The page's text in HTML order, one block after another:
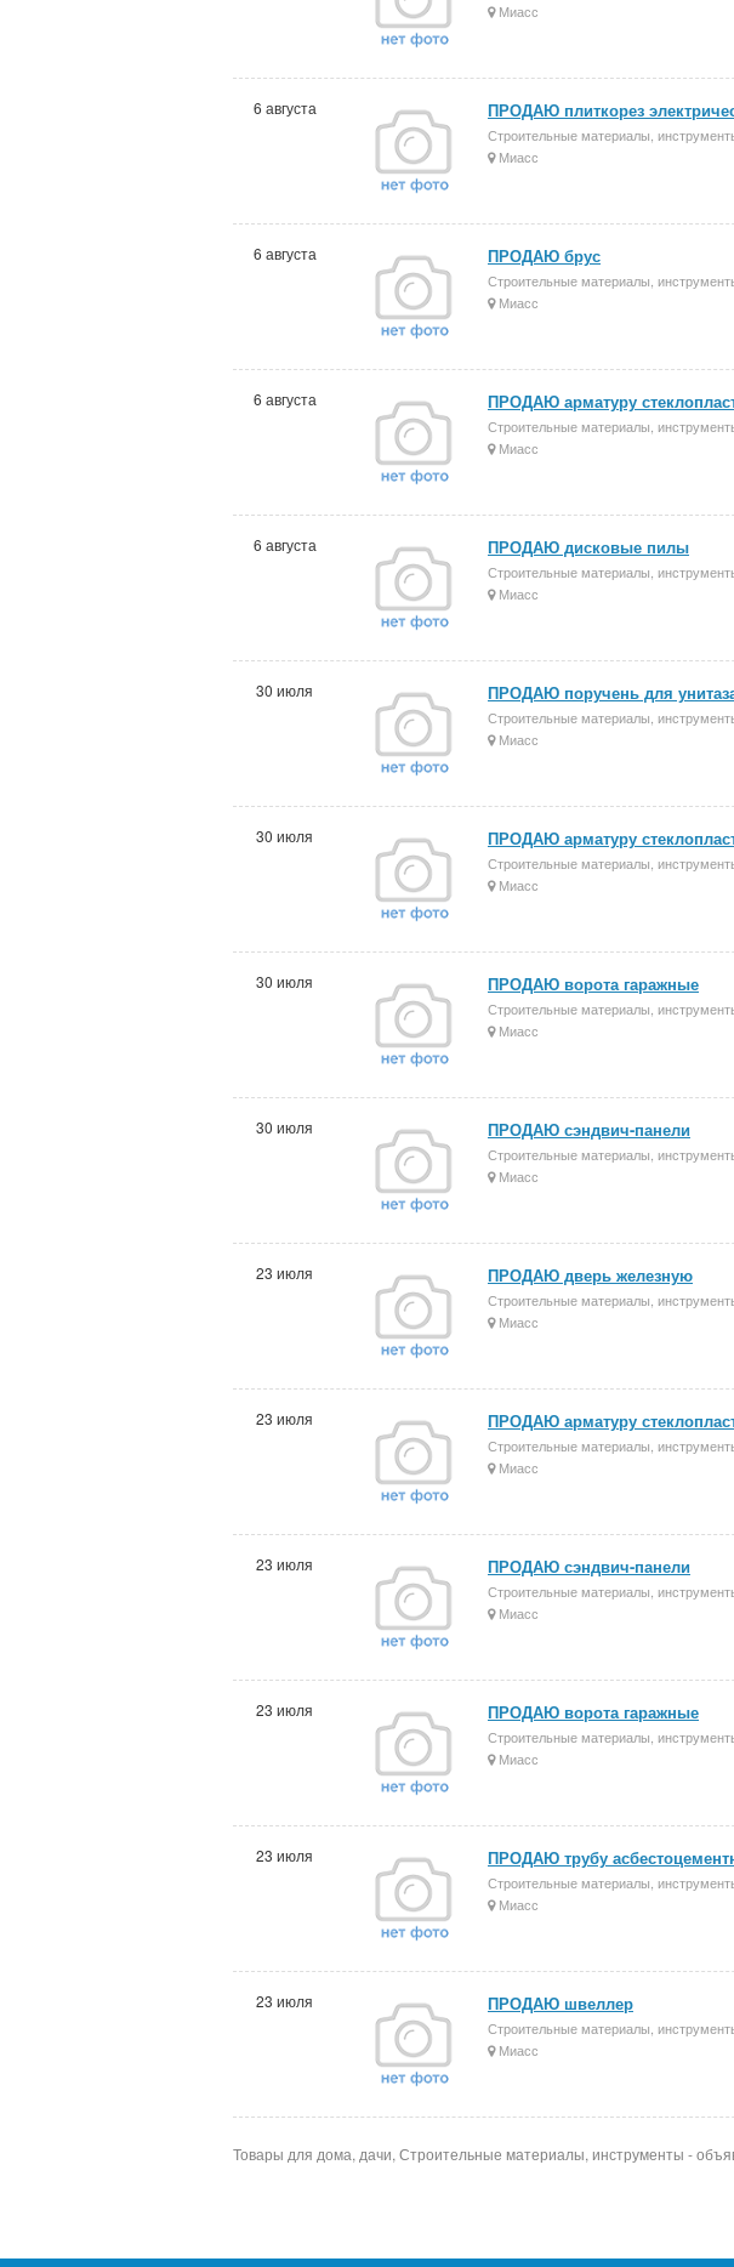
Миасс
6 августа ПРОДАЮ плиткорез
Строительные материалы,
Миасс
6 августа ПРОДАЮ брус
Строительные материалы,
Миасс
6 августа ПРОДАЮ арматуру
Строительные материалы,
Миасс
6 августа ПРОДАЮ дисковые пилы
Строительные материалы,
Миасс
30 июля ПРОДАЮ поручень для
Строительные материалы,
Миасс
30 июля ПРОДАЮ арматуру
Строительные материалы,
Миасс
30 июля ПРОДАЮ ворота гаражные
Строительные материалы,
Миасс
30 июля ПРОДАЮ сэндвич-панели
Строительные материалы,
Миасс
23 июля ПРОДАЮ дверь железную
Строительные материалы,
Миасс
23 июля ПРОДАЮ арматуру
Строительные материалы,
Миасс
23 июля ПРОДАЮ сэндвич-панели
Строительные материалы,
Миасс
23 июля ПРОДАЮ ворота гаражные
Строительные материалы,
Миасс
23 июля ПРОДАЮ трубу
Строительные материалы,
Миасс
23 июля ПРОДАЮ швеллер
Строительные материалы,
Миасс
Товары для дома, дачи, Строительные материалы, инструменты -